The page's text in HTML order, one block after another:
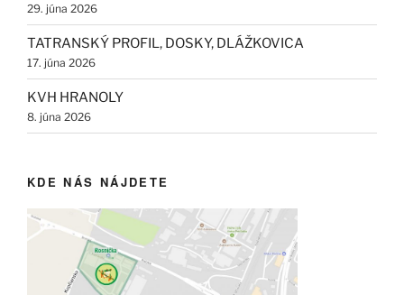
29. júna 2026
TATRANSKÝ PROFIL, DOSKY, DLÁŽKOVICA
17. júna 2026
KVH HRANOLY
8. júna 2026
KDE NÁS NÁJDETE